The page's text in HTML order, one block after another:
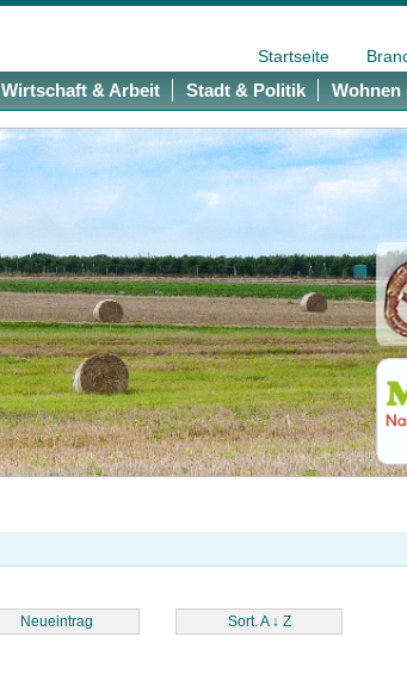
Startseite
Wirtschaft & Arbeit Stadt & Politik Wohnen
Neueintrag Sort. A ↓ Z